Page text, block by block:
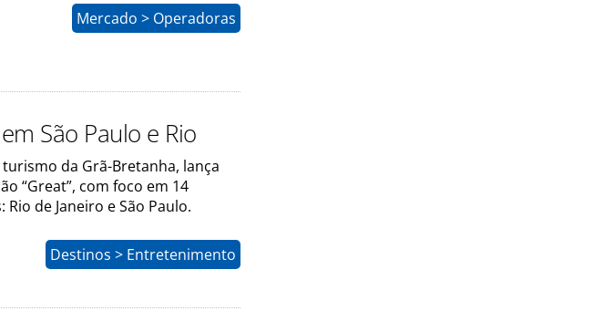
Mercado > Operadoras
São Paulo e Rio
da Grã-Bretanha, lança
“Great”, com foco em 14
de Janeiro e São Paulo.
Destinos > Entretenimento